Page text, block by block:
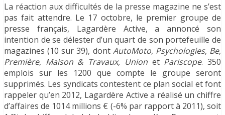
La réaction aux difficultés de la presse magazine ne s’est
pas fait attendre. Le 17 octobre, le premier groupe de
presse français, Lagardère Active, a annoncé son
intention de se délester d’un quart de son portefeuille de
magazines (10 sur 39), dont AutoMoto, Psychologies, Be,
Première, Maison & Travaux, Union et Pariscope. 350
emplois sur les 1200 que compte le groupe seront
supprimés. Les syndicats contestent ce plan social et font
rappeler qu’en 2012, Lagardère Active a réalisé un chiffre
d’affaires de 1014 millions € (-6% par rapport à 2011), soit